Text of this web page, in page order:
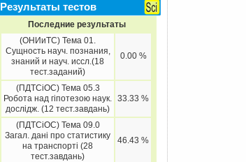
Результаты тестов
Последние результаты
(ОНИиТС) Тема 01.
Сущность науч. познания,
знаний и науч. иссл.(18
тест.заданий)
0.00 %
(ПДТСіОС) Тема 05.3
Робота над гіпотезою наук.
дослідж. (12 тест.завдань)
33.33 %
(ПДТСіОС) Тема 09.0
Загал. дані про статистику
на транспорті (28
тест.завдань)
46.43 %